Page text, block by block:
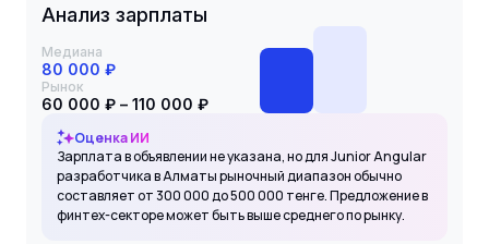
Анализ зарплаты
Медиана
80 000 ₽
Рынок
60 000 ₽ – 110 000 ₽
Оценка ИИ
Зарплата в объявлении не указана, но для Junior Angular
разработчика в Алматы рыночный диапазон обычно
составляет от 300 000 до 500 000 тенге. Предложение в
финтех-секторе может быть выше среднего по рынку.